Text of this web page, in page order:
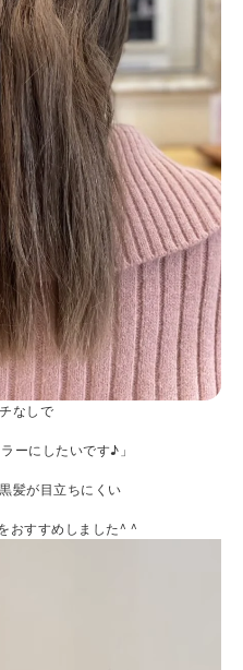
なしで
ーにしたいです♪」
髪が目立ちにくい
おすすめしました^ ^